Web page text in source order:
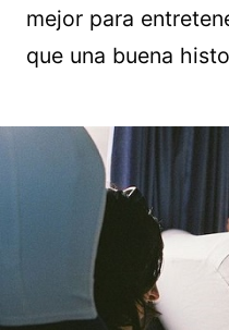
mejor para
que una buena